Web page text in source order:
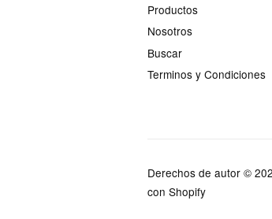
Productos
Nosotros
Buscar
Terminos y Condiciones
Derechos de autor ©
con Shopify